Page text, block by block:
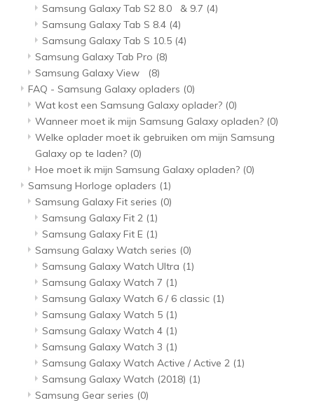
Samsung Galaxy Tab S2 8.0 & 9.7 (4)
Samsung Galaxy Tab S 8.4 (4)
Samsung Galaxy Tab S 10.5 (4)
Samsung Galaxy Tab Pro (8)
Samsung Galaxy View
(8)
FAQ - Samsung Galaxy opladers (0)
Wat kost een Samsung Galaxy oplader? (0)
Wanneer moet ik mijn Samsung Galaxy opladen? (0)
Welke oplader moet ik gebruiken om mijn Samsung
Galaxy op te laden? (0)
Hoe moet ik mijn Samsung Galaxy opladen? (0)
Samsung Horloge opladers (1)
Samsung Galaxy Fit series (0)
Samsung Galaxy Fit 2 (1)
Samsung Galaxy Fit E (1)
Samsung Galaxy Watch series (0)
Samsung Galaxy Watch Ultra (1)
Samsung Galaxy Watch 7 (1)
Samsung Galaxy Watch 6 / 6 classic (1)
Samsung Galaxy Watch 5 (1)
Samsung Galaxy Watch 4 (1)
Samsung Galaxy Watch 3 (1)
Samsung Galaxy Watch Active / Active 2 (1)
Samsung Galaxy Watch (2018) (1)
Samsung Gear series (0)